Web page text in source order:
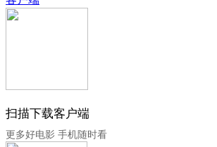
扫描下载客户端
更多好电影 手机随时看